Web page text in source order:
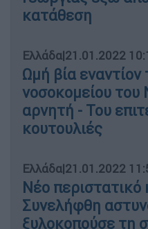
κατάθεση
Ελλάδα|21.01.2022
Ωμή βία εναντίον
νοσοκομείου του
αρνητή - Του
κουτουλιές
Ελλάδα|21.01.2022
Νέο περιστατικό
Συνελήφθη
ξυλοκοπούσε τη